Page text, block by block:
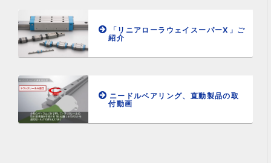
「リニアローラウェイスーパーX」ご
紹介
ニードルベアリング、直動製品の取
付動画